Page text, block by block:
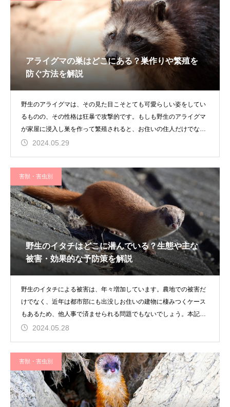
アライグマの巣はどこにある？巣作りや繁殖を
防ぐ方法を解説
野生のアライグマは、その見た目こそとても可愛らしい姿をしてい
るものの、その性格は狂暴で攻撃的です。もしも野生のアライグマ
が家屋に浸入し巣を作って繁殖されると、お住いの住人だけでなく
建物にも甚
2024.05.29
害獣・害虫別
野生のイタチはどこに潜んでいる？生態や主な
被害・効果的な予防策を解説
野生のイタチによる被害は、年々増加しています。農地での被害だ
けでなく、近年は都市部にも出没しお住いの建物に棲みつくケース
もあるため、他人事で済ませられる問題でもないでしょう。本記事
で
2024.05.28
害獣・害虫別